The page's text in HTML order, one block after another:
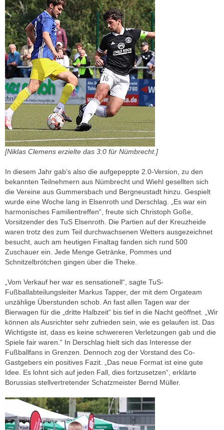
[Niklas Clemens erzielte das 3:0 für Nümbrecht.]
In diesem Jahr gab’s also die aufgepeppte 2.0-Version, zu den
bekannten Teilnehmern aus Nümbrecht und Wiehl gesellten sich
die Vereine aus Gummersbach und Bergneustadt hinzu. Gespielt
wurde eine Woche lang in Elsenroth und Derschlag. „Es war ein
harmonisches Familientreffen“, freute sich Christoph Goße,
Vorsitzender des TuS Elsenroth. Die Partien auf der Kreuzheide
waren trotz des zum Teil durchwachsenen Wetters ausgezeichnet
besucht, auch am heutigen Finaltag fanden sich rund 500
Zuschauer ein. Jede Menge Getränke, Pommes und
Schnitzelbrötchen gingen über die Theke.
„Vom Verkauf her war es sensationell“, sagte TuS-
Fußballabteilungsleiter Markus Tapper, der mit dem Orgateam
unzählige Überstunden schob. An fast allen Tagen war der
Bierwagen für die „dritte Halbzeit“ bis tief in die Nacht geöffnet. „Wir
können als Ausrichter sehr zufrieden sein, wie es gelaufen ist. Das
Wichtigste ist, dass es keine schwereren Verletzungen gab und die
Spiele fair waren.“ In Derschlag hielt sich das Interesse der
Fußballfans in Grenzen. Dennoch zog der Vorstand des Co-
Gastgebers ein positives Fazit. „Das neue Format ist eine gute
Idee. Es lohnt sich auf jeden Fall, dies fortzusetzen“, erklärte
Borussias stellvertretender Schatzmeister Bernd Müller.